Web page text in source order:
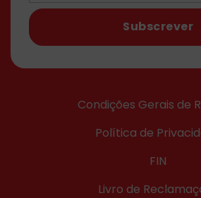
Subscrever
Condições Gerais de
Política de
FIN
Livro de